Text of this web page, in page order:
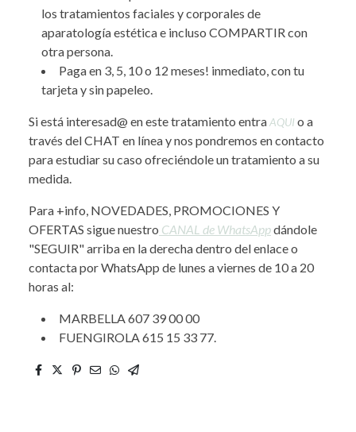
los tratamientos faciales y corporales de
aparatología estética e incluso COMPARTIR con
otra persona.
Paga en 3, 5, 10 o 12 meses! inmediato, con tu
tarjeta y sin papeleo.
Si está interesad@ en este tratamiento entraAQUI o a
través del CHAT en línea y nos pondremos en contacto
para estudiar su caso ofreciéndole un tratamiento a su
medida.
Para +info, NOVEDADES, PROMOCIONES Y
OFERTAS sigue nuestro CANAL de WhatsAppdándole
"SEGUIR" arriba en la derecha dentro del enlace o
contacta por WhatsApp de lunes a viernes de 10 a 20
horas al:
MARBELLA 607 39 00 00
FUENGIROLA 615 15 33 77.